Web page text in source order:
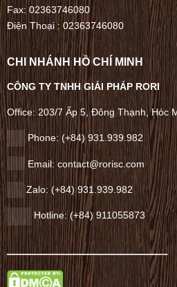
Fax: 02363746080
Điện Thoại :02363746080
CHI NHÁNH HỒ CHÍ MINH
CÔNG TY TNHH GIẢI PHÁP RORI
Office: 203/7 Ấp 5, Đông Thạnh, Hóc
Phone: (+84) 931.939.982
Email: contact@rorisc.com
Zalo: (+84) 931.939.982
Hotline: (+84) 911055873
——————————————–